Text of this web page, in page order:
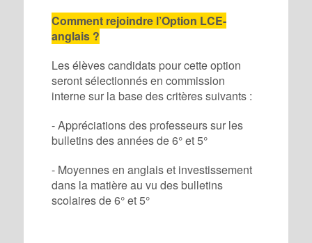
Comment rejoindre l’Option LCE-
anglais ?
Les élèves candidats pour cette option
seront sélectionnés en commission
interne sur la base des critères suivants :
- Appréciations des professeurs sur les
bulletins des années de 6° et 5°
- Moyennes en anglais et investissement
dans la matière au vu des bulletins
scolaires de 6° et 5°